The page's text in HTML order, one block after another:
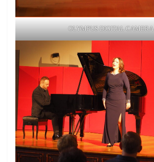
OLYMPUS DIGITAL CAMERA